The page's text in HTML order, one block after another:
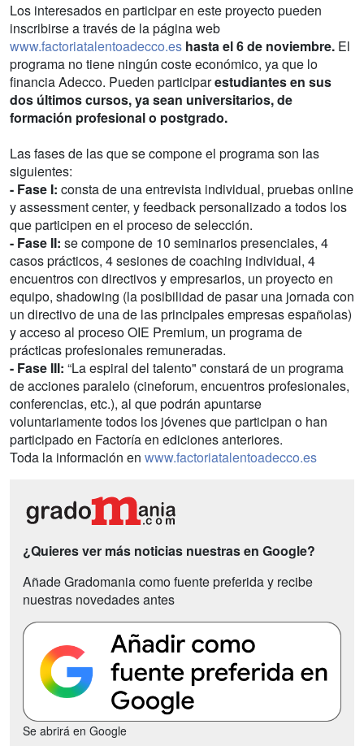
Los interesados en participar en este proyecto pueden
inscribirse a través de la página web
www.factoriatalentoadecco.es hasta el 6 de noviembre. El
programa no tiene ningún coste económico, ya que lo
financia Adecco. Pueden participarestudiantes en sus
dos últimos cursos, ya sean universitarios, de
formación profesional o postgrado.
Las fases de las que se compone el programa son las
siguientes:
- Fase I: consta de una entrevista individual, pruebas online
y assessment center, y feedback personalizado a todos los
que participen en el proceso de selección.
- Fase II: se compone de 10 seminarios presenciales, 4
casos prácticos, 4 sesiones de coaching individual, 4
encuentros con directivos y empresarios, un proyecto en
equipo, shadowing (la posibilidad de pasar una jornada con
un directivo de una de las principales empresas españolas)
y acceso al proceso OIE Premium, un programa de
prácticas profesionales remuneradas.
- Fase III: “La espiral del talento" constará de un programa
de acciones paralelo (cineforum, encuentros profesionales,
conferencias, etc.), al que podrán apuntarse
voluntariamente todos los jóvenes que participan o han
participado en Factoría en ediciones anteriores.
Toda la información en www.factoriatalentoadecco.es
¿Quieres ver más noticias nuestras en Google?
Añade Gradomania como fuente preferida y recibe
nuestras novedades antes
Se abrirá en Google